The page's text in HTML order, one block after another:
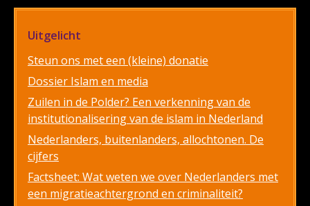
Uitgelicht
Steun ons met een (kleine) donatie
Dossier Islam en media
Zuilen in de Polder? Een verkenning van de
institutionalisering van de islam in Nederland
Nederlanders, buitenlanders, allochtonen. De
cijfers
Factsheet: Wat weten we over Nederlanders met
een migratieachtergrond en criminaliteit?